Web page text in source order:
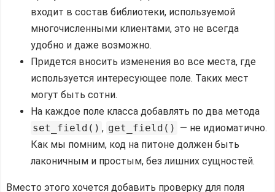
входит в состав библиотеки, используемой
многочисленными клиентами, это не всегда
удобно и даже возможно.
Придется вносить изменения во все места, где
используется интересующее поле. Таких мест
могут быть сотни.
На каждое поле класса добавлять по два метода
set_field() , get_field() — не идиоматично.
Как мы помним, код на питоне должен быть
лаконичным и простым, без лишних сущностей.
Вместо этого хочется добавить проверку для поля